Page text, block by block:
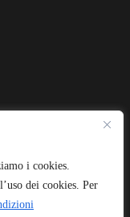
i cookies.
dei cookies. Per